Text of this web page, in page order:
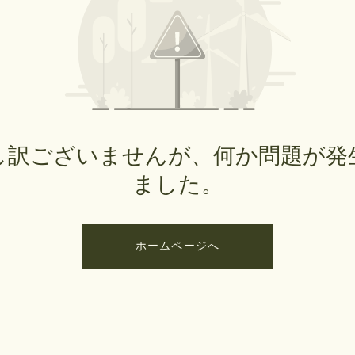
訳ございませんが、何か問題が発
ました。
ホームページへ